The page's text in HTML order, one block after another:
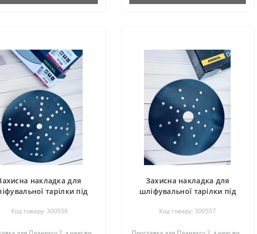
накладка для
тарілки під
Код товару: 300556
Захисна накладка для
шліфувальної тарілки під
Код товару: 300557